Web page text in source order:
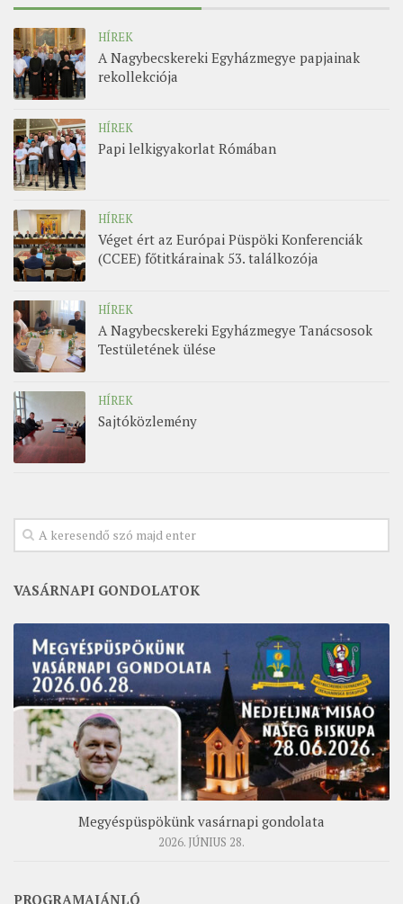
HÍREK
A Nagybecskereki Egyházmegye papjainak
rekollekciója
HÍREK
Papi lelkigyakorlat Rómában
HÍREK
Véget ért az Európai Püspöki Konferenciák
(CCEE) főtitkárainak 53. találkozója
HÍREK
A Nagybecskereki Egyházmegye Tanácsosok
Testületének ülése
HÍREK
Sajtóközlemény
VASÁRNAPI GONDOLATOK
Megyéspüspökünk vasárnapi gondolata
2026. JÚNIUS 28.
PROGRAMAJÁNLÓ